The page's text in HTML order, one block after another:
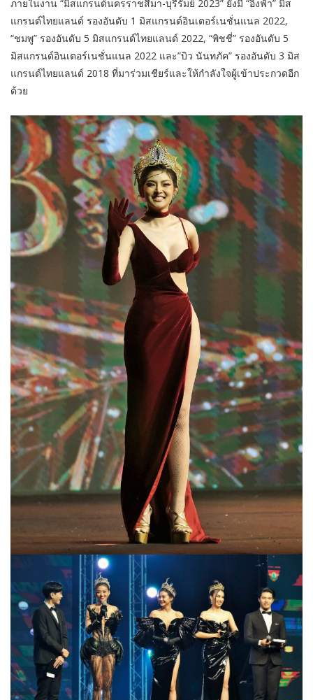
ภายในงาน “มิสแกรนด์นครราชสีมา-บุรีรัมย์ 2023” ยังมี “อิงฟ้า” มิส
แกรนด์ไทยแลนด์ รองอันดับ 1 มิสแกรนด์อินเตอร์เนชั่นแนล 2022,
“ชมพู” รองอันดับ 5 มิสแกรนด์ไทยแลนด์ 2022, “พิชชี่” รองอันดับ 5
มิสแกรนด์อินเตอร์เนชั่นแนล 2022 และ”บิว นันทภัค” รองอันดับ 3 มิส
แกรนด์ไทยแลนด์ 2018 ที่มาร่วมเชียร์และให้กำลังใจผู้เข้าประกวดอีก
ด้วย